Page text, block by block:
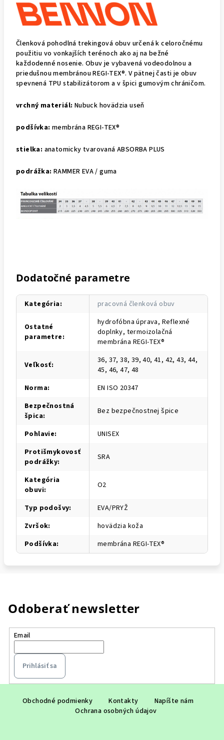
Členková pohodlná trekingová obuv určená k celoročnému
použitiu vo vonkajších terénoch ako aj na bežné
každodenné nosenie. Obuv je vybavená vodeodolnou a
priedušnou membránou REGI-TEX®. V pätnej časti je obuv
spevnená TPU stabilizátorom a v špici gumovým chráničom.
vrchný materiál: Nubuck hovädzia useň
podšívka: membrána REGI-TEX®
stielka: anatomicky tvarovaná ABSORBA PLUS
podrážka: RAMMER EVA / guma
Dodatočné parametre
Kategória: pracovná členková obuv
Ostatné
parametre:
hydrofóbna úprava, Reflexné
doplnky, termoizolačná
membrána REGI-TEX®
Veľkosť:
36, 37, 38, 39, 40, 41, 42, 43, 44,
45, 46, 47, 48
Norma:
EN ISO 20347
Bezpečnostná
špica: Bez bezpečnostnej špice
Pohlavie:
UNISEX
Protišmykovosť
podrážky: SRA
Kategória
obuvi: O2
Typ podošvy:
EVA/PRYŽ
Zvršok:
hovädzia koža
Podšívka: membrána REGI-TEX®
Odoberať newsletter
Email
Prihlásiť sa
Obchodné podmienky Kontakty
Napíšte nám
Ochrana osobných údajov